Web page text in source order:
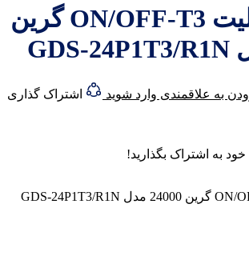
داکت اسپلیت ON/OFF-T3 گرین
به علاقمندی وارد شوید
اشتراک گذاری
خود به اشتراک بگذارید!